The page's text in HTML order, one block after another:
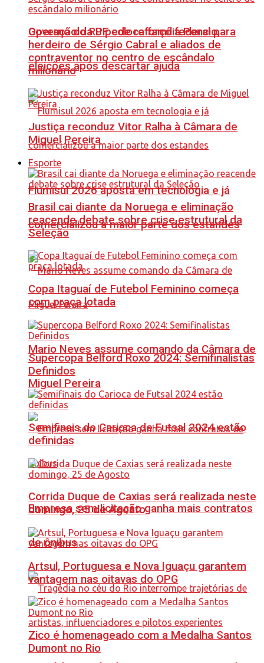
Governo do RJ pede reforço federal para
eleições após descartar ajuda
Flumisul 2026 aposta em tecnologia e já
comercializou a maior parte dos estandes
Mario Neves assume comando da Câmara de
Miguel Pereira
Empresa sem licitação ganha mais contratos
de ônibus
Operação da PF coloca família Poncio,
herdeiro de Sérgio Cabral e aliados de
contraventor no centro de escândalo
milionário
Justiça reconduz Vitor Ralha à Câmara de
Miguel Pereira
Esporte
Brasil cai diante da Noruega e eliminação
reacende debate sobre crise estrutural da
Seleção
Copa Itaguaí de Futebol Feminino começa
com praça lotada
Supercopa Belford Roxo 2024: Semifinalistas
Definidos
Semifinais do Carioca de Futsal 2024 estão
definidas
Corrida Duque de Caxias será realizada neste
domingo, 25 de Agosto
Artsul, Portuguesa e Nova Iguaçu garantem
vantagem nas oitavas do OPG
Zico é homenageado com a Medalha Santos
Dumont no Rio